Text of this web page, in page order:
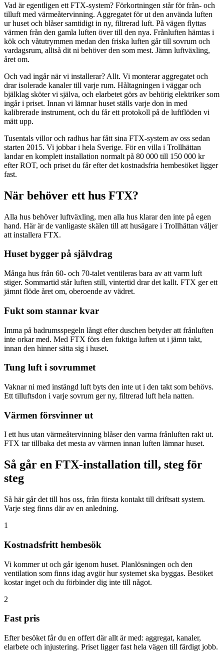
Vad är egentligen ett FTX-system? Förkortningen står för från- och
tilluft med värmeåtervinning. Aggregatet för ut den använda luften
ur huset och blåser samtidigt in ny, filtrerad luft. På vägen flyttas
värmen från den gamla luften över till den nya. Frånluften hämtas i
kök och våtutrymmen medan den friska luften går till sovrum och
vardagsrum, alltså dit ni behöver den som mest. Jämn luftväxling,
året om.
Och vad ingår när vi installerar? Allt. Vi monterar aggregatet och
drar isolerade kanaler till varje rum. Håltagningen i väggar och
bjälklag sköter vi själva, och elarbetet görs av behörig elektriker som
ingår i priset. Innan vi lämnar huset ställs varje don in med
kalibrerade instrument, och du får ett protokoll på de luftflöden vi
mätt upp.
Tusentals villor och radhus har fått sina FTX-system av oss sedan
starten 2015. Vi jobbar i hela Sverige. För en villa i Trollhättan
landar en komplett installation normalt på 80 000 till 150 000 kr
efter ROT, och priset du får efter det kostnadsfria hembesöket ligger
fast.
När behöver ett hus FTX?
Alla hus behöver luftväxling, men alla hus klarar den inte på egen
hand. Här är de vanligaste skälen till att husägare i Trollhättan väljer
att installera FTX.
Huset bygger på självdrag
Många hus från 60- och 70-talet ventileras bara av att varm luft
stiger. Sommartid står luften still, vintertid drar det kallt. FTX ger ett
jämnt flöde året om, oberoende av vädret.
Fukt som stannar kvar
Imma på badrumsspegeln långt efter duschen betyder att frånluften
inte orkar med. Med FTX förs den fuktiga luften ut i jämn takt,
innan den hinner sätta sig i huset.
Tung luft i sovrummet
Vaknar ni med instängd luft byts den inte ut i den takt som behövs.
Ett tilluftsdon i varje sovrum ger ny, filtrerad luft hela natten.
Värmen försvinner ut
I ett hus utan värmeåtervinning blåser den varma frånluften rakt ut.
FTX tar tillbaka det mesta av värmen innan luften lämnar huset.
Så går en FTX-installation till, steg för
steg
Så här går det till hos oss, från första kontakt till driftsatt system.
Varje steg finns där av en anledning.
1
Kostnadsfritt hembesök
Vi kommer ut och går igenom huset. Planlösningen och den
ventilation som finns idag avgör hur systemet ska byggas. Besöket
kostar inget och du förbinder dig inte till något.
2
Fast pris
Efter besöket får du en offert där allt är med: aggregat, kanaler,
elarbete och injustering. Priset ligger fast hela vägen till färdigt jobb.